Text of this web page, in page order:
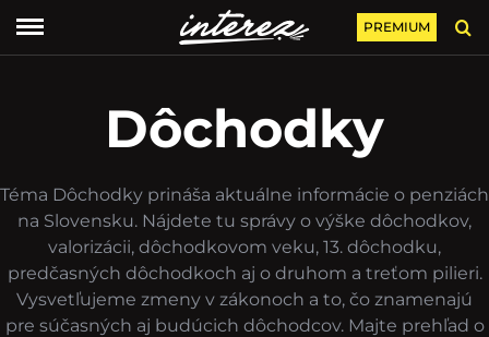
PREMIUM
Dôchodky
Téma Dôchodky prináša aktuálne informácie o penziách
na Slovensku. Nájdete tu správy o výške dôchodkov,
valorizácii, dôchodkovom veku, 13. dôchodku,
predčasných dôchodkoch aj o druhom a treťom pilieri.
Vysvetľujeme zmeny v zákonoch a to, čo znamenajú
pre súčasných aj budúcich dôchodcov. Majte prehľad o